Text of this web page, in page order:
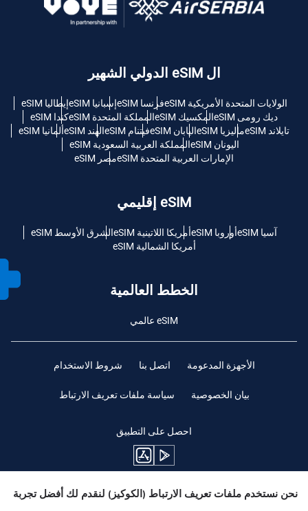
ال eSIM الدولي الشهير
الولايات المتحدة الأمريكية eSIM فرنسا eSIM إسبانيا eSIM
إيطاليا eSIM
ديك رومى eSIM
المكسيك eSIM المملكة المتحدة eSIM
كندا eSIM
تايلاند eSIM
ماليزيا eSIM اليابان eSIM فيتنام eSIM الهند eSIM
ألمانيا eSIM
اليونان eSIM
المملكة العربية السعودية eSIM
الإمارات العربية المتحدة eSIM
مصر eSIM
eSIM إقليمي
آسيا eSIM أوروبا eSIM أمريكا اللاتينية eSIM
الشرق الأوسط eSIM
أمريكا الشمالية eSIM
الخطط العالمية
eSIM عالمي
الأجهزة المدعومة اتصل بنا شروط الاستخدام
بيان الخصوصية سياسة ملفات تعريف الارتباط
احصل على التطبيق
ابقوا متابعين
نحن نستخدم ملفات تعريف الارتباط (الكوكيز) لنقدم لك أفضل تجربة